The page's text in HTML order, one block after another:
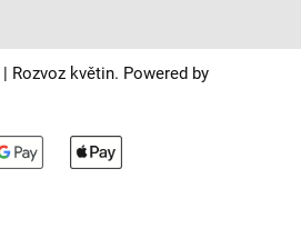
možností
Rozvoz květin. Powered by